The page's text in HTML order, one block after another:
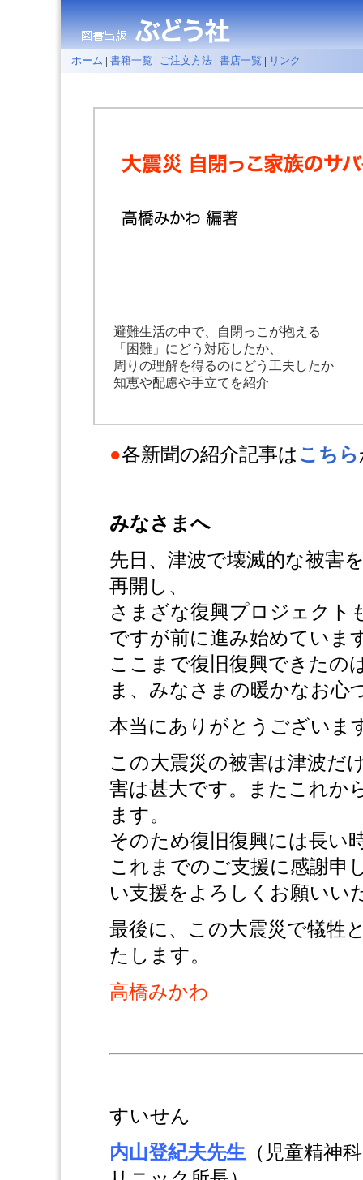
ホーム | 書籍一覧 | ご注文方法 | 書店一覧 | リンク
避難生活の中で、自閉っこが抱える
「困難」にどう対応したか、
周りの理解を得るのにどう工夫したか
知恵や配慮や手立てを紹介
●各新聞の紹介記事はこちら
みなさまへ
先日、津波で壊滅的な被害
再開し、
さまざな復興プロジェクト
ですが前に進み始めていま
ここまで復旧復興できたの
ま、みなさまの暖かなお心
本当にありがとうございま
この大震災の被害は津波だ
害は甚大です。またこれか
ます。
そのため復旧復興には長い
これまでのご支援に感謝申
い支援をよろしくお願いい
最後に、この大震災で犠牲
たします。
高橋みかわ
すいせん
内山登紀夫先生 （児童精神